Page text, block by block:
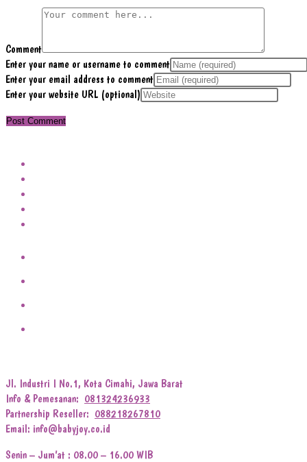
Comment
Enter your name or username to comment
Enter your email address to comment
Enter your website URL (optional)
Jl. Industri I No.1, Kota Cimahi, Jawa Barat
Info & Pemesanan: 081324236933
Partnership Reseller: 088218267810
Email: info@babyjoy.co.id
Senin – Jum’at : 08.00 – 16.00 WIB